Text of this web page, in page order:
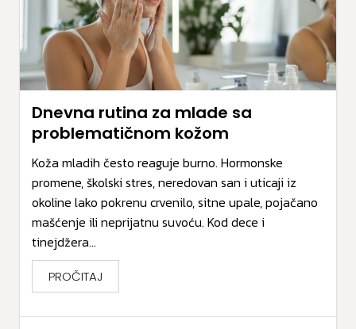
Dnevna rutina za mlade sa
problematičnom kožom
Koža mladih često reaguje burno. Hormonske
promene, školski stres, neredovan san i uticaji iz
okoline lako pokrenu crvenilo, sitne upale, pojačano
mašćenje ili neprijatnu suvoću. Kod dece i
tinejdžera...
PROČITAJ